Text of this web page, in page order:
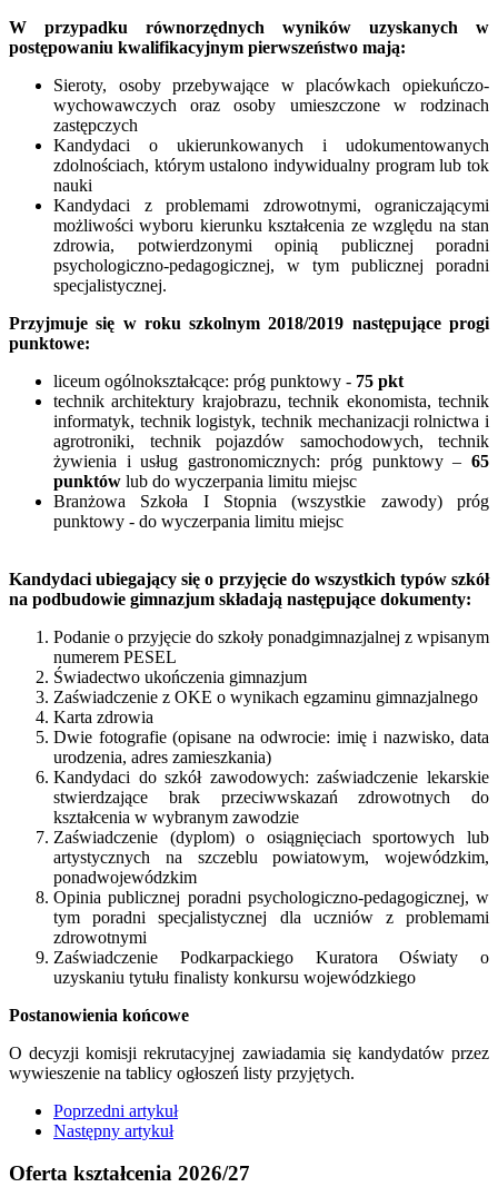
W przypadku równorzędnych wyników uzyskanych w
postępowaniu kwalifikacyjnym pierwszeństwo mają:
Sieroty, osoby przebywające w placówkach opiekuńczo-
wychowawczych oraz osoby umieszczone w rodzinach
zastępczych
Kandydaci o ukierunkowanych i udokumentowanych
zdolnościach, którym ustalono indywidualny program lub tok
nauki
Kandydaci z problemami zdrowotnymi, ograniczającymi
możliwości wyboru kierunku kształcenia ze względu na stan
zdrowia, potwierdzonymi opinią publicznej poradni
psychologiczno-pedagogicznej, w tym publicznej poradni
specjalistycznej.
Przyjmuje się w roku szkolnym 2018/2019 następujące progi
punktowe:
liceum ogólnokształcące: próg punktowy - 75 pkt
technik architektury krajobrazu, technik ekonomista, technik
informatyk, technik logistyk, technik mechanizacji rolnictwa i
agrotroniki, technik pojazdów samochodowych, technik
żywienia i usług gastronomicznych: próg punktowy – 65
punktów lub do wyczerpania limitu miejsc
Branżowa Szkoła I Stopnia (wszystkie zawody) próg
punktowy - do wyczerpania limitu miejsc
Kandydaci ubiegający się o przyjęcie do wszystkich typów szkół
na podbudowie gimnazjum składają następujące dokumenty:
Podanie o przyjęcie do szkoły ponadgimnazjalnej z wpisanym
numerem PESEL
Świadectwo ukończenia gimnazjum
Zaświadczenie z OKE o wynikach egzaminu gimnazjalnego
Karta zdrowia
Dwie fotografie (opisane na odwrocie: imię i nazwisko, data
urodzenia, adres zamieszkania)
Kandydaci do szkół zawodowych: zaświadczenie lekarskie
stwierdzające brak przeciwwskazań zdrowotnych do
kształcenia w wybranym zawodzie
Zaświadczenie (dyplom) o osiągnięciach sportowych lub
artystycznych na szczeblu powiatowym, wojewódzkim,
ponadwojewódzkim
Opinia publicznej poradni psychologiczno-pedagogicznej, w
tym poradni specjalistycznej dla uczniów z problemami
zdrowotnymi
Zaświadczenie Podkarpackiego Kuratora Oświaty o
uzyskaniu tytułu finalisty konkursu wojewódzkiego
Postanowienia końcowe
O decyzji komisji rekrutacyjnej zawiadamia się kandydatów przez
wywieszenie na tablicy ogłoszeń listy przyjętych.
Poprzedni artykuł
Następny artykuł
Oferta kształcenia 2026/27